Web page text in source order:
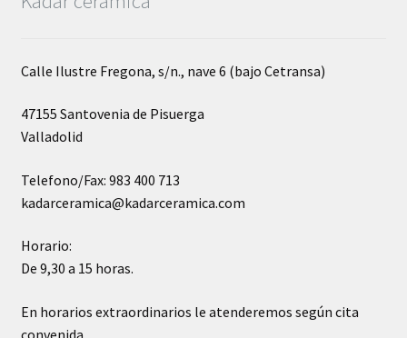
Calle Ilustre Fregona, s/n., nave 6 (bajo Cetransa)
47155 Santovenia de Pisuerga
Valladolid
Telefono/Fax: 983 400 713
kadarceramica@kadarceramica.com
Horario:
De 9,30 a 15 horas.
En horarios extraordinarios le atenderemos según cita